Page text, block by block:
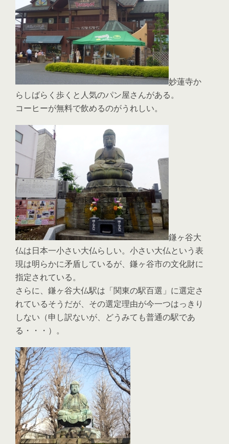
妙蓮寺か
らしばらく歩くと人気のパン屋さんがある。
コーヒーが無料で飲めるのがうれしい。
鎌ヶ谷大
仏は日本一小さい大仏らしい。小さい大仏という表
現は明らかに矛盾しているが、鎌ヶ谷市の文化財に
指定されている。
さらに、鎌ヶ谷大仏駅は「関東の駅百選」に選定さ
れているそうだが、その選定理由が今一つはっきり
しない（申し訳ないが、どうみても普通の駅であ
る・・・）。